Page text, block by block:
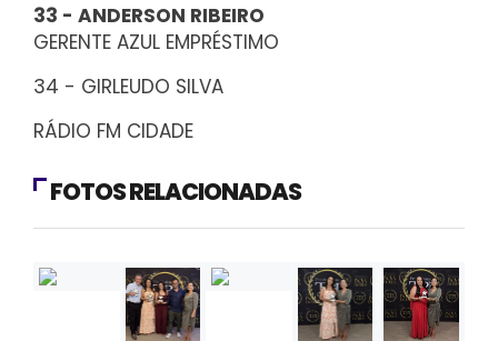
33 - ANDERSON RIBEIRO
GERENTE AZUL EMPRÉSTIMO
34 - GIRLEUDO SILVA
RÁDIO FM CIDADE
FOTOS RELACIONADAS